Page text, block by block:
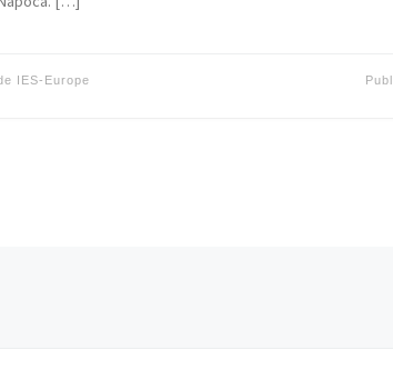
IES-Europe